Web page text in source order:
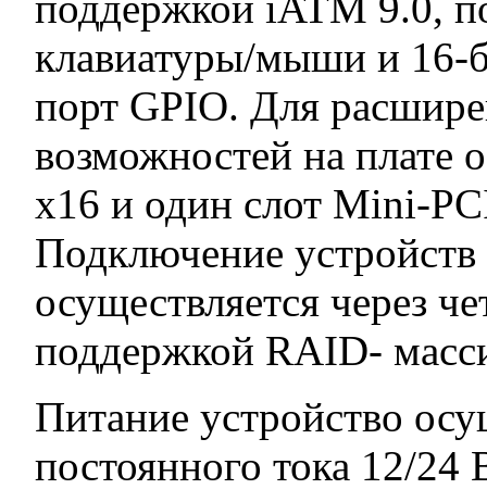
клавиатуры/мыши и
порт GPIO. Для
возможностей на плате
x16 и один слот Mini-
Подключение
осуществляется через
поддержкой RAID-
Питание устройство
постоянного тока 12/24